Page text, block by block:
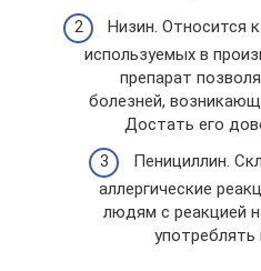
Низин. Относится
используемых в
препарат
болезней,
Достать его
Пенициллин.
аллергические
людям с реакцией
употреблять